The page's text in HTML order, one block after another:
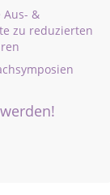
Aus- &
zu reduzierten